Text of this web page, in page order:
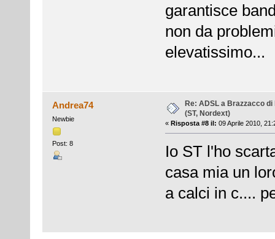
garantisce
non da
elevatissimo...
Andrea74
Newbie
Post: 8
Re: ADSL a Brazzacco
(ST, Nordext)
« Risposta #8 il: 09 Aprile 2010,
Io ST l'ho
casa mia un
a calci in c....